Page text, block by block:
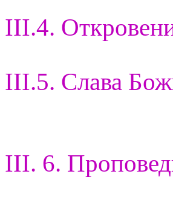
III.4.
III.5. Слава
III. 6.